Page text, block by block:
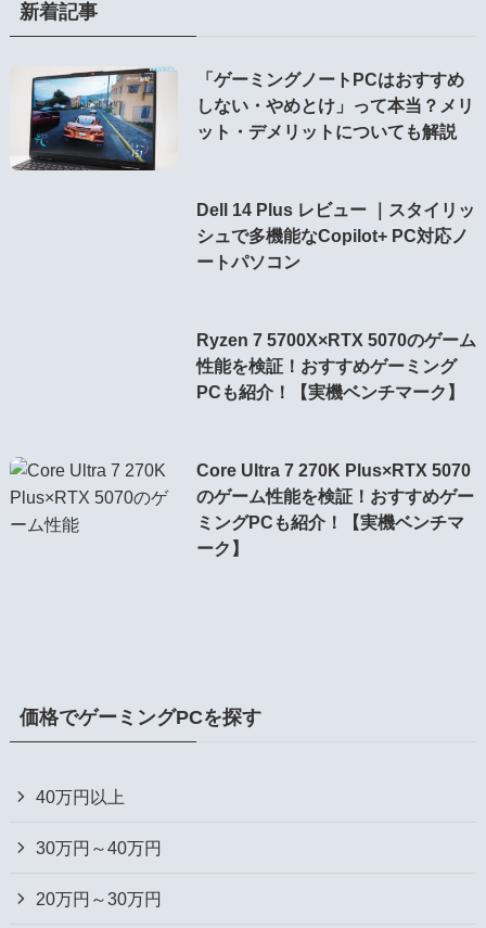
新着記事
「ゲーミングノートPCはおすすめ
しない・やめとけ」って本当？メリ
ット・デメリットについても解説
Dell 14 Plus レビュー ｜スタイリッ
シュで多機能なCopilot+ PC対応ノ
ートパソコン
Ryzen 7 5700X×RTX 5070のゲーム
性能を検証！おすすめゲーミング
PCも紹介！【実機ベンチマーク】
Core Ultra 7 270K Plus×RTX 5070
のゲーム性能を検証！おすすめゲー
ミングPCも紹介！【実機ベンチマ
ーク】
価格でゲーミングPCを探す
40万円以上
30万円～40万円
20万円～30万円